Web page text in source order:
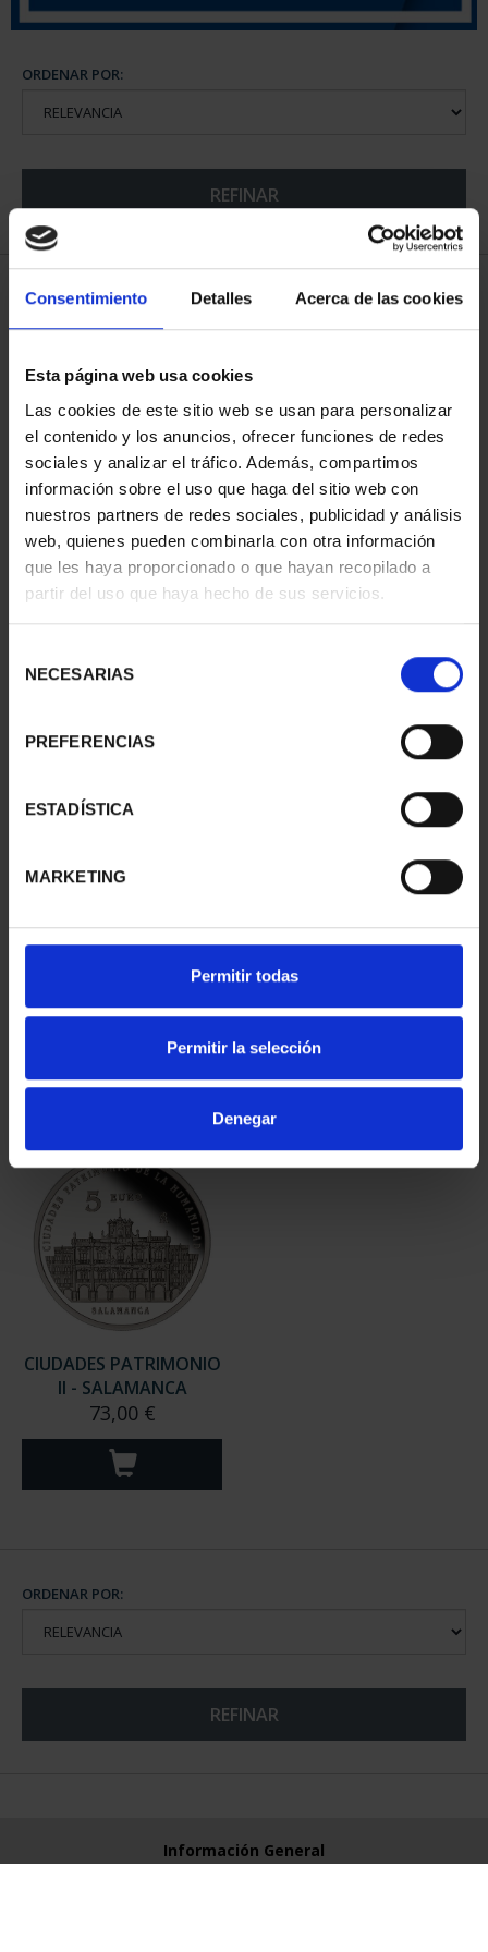
Consentimiento Detalles Acerca de las cookies
Esta página web usa cookies
Las cookies de este sitio web se usan para personalizar
el contenido y los anuncios, ofrecer funciones de redes
sociales y analizar el tráfico. Además, compartimos
información sobre el uso que haga del sitio web con
nuestros partners de redes sociales, publicidad y análisis
web, quienes pueden combinarla con otra información
que les haya proporcionado o que hayan recopilado a
partir del uso que haya hecho de sus servicios.
NECESARIAS
PREFERENCIAS
ESTADÍSTICA
MARKETING
Permitir todas
Permitir la selección
Denegar
ORDENAR POR:
REFINAR
5 Productos encontrados
CIUDADES PATRIMONIO
II - CUENCA
73,00 €
CIUDADES PATRIMONIO
II- IBIZA
73,00 €
CIUDADES PATRIMONIO
73,00 €
CIUDADES PATRIMONIO
73,00 €
CIUDADES PATRIMONIO
II - SALAMANCA
73,00 €
ORDENAR POR:
REFINAR
Información General